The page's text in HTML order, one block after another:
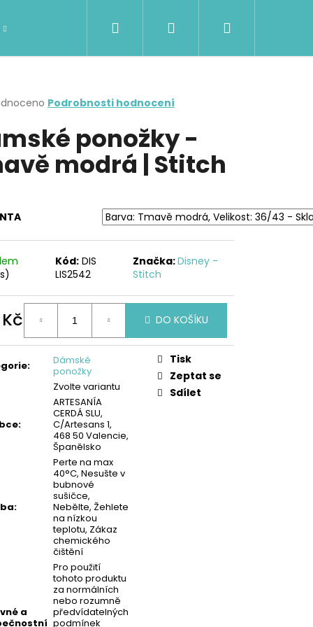
DÁMSKÉ OBLEČENÍ Kontakty
Přihlášení
Podrobnosti hodnocení
ponožky -
modrá | Stitch
Kód: DIS
LIS2542
Značka:Disney -
Stitch
Kč DO KOŠÍKU
:
Dámské
ponožky
Zvolte variantu
:
ARTESANÍA
CERDÁ SLU,
C/Artesans 1,
468 50 Valencie,
Španělsko
:
Perte na max
40°C, Nesušte v
bubnové
sušičce,
Nebělte, Žehlete
na nízkou
teplotu, Zákaz
chemického
čištění
a
Pro použití
tohoto produktu
za normálních
nebo rozumně
předvídatelných
podmínek
Tisk
Zeptat se
Sdílet
- MODRÁ | MIMONI